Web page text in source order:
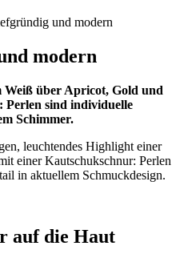
und modern
modern
über Apricot, Gold und
sind individuelle
Schimmer.
leuchtendes Highlight einer
einer Kautschukschnur: Perlen
in aktuellem Schmuckdesign.
auf die Haut